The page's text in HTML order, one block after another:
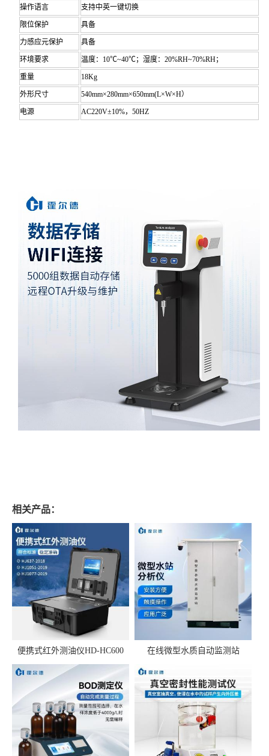
操作语言 支持中英一键切换
限位保护 具备
力感应元保护 具备
环境要求 温度：10℃~40℃；湿度：20%RH~70%RH；
重量 18Kg
外形尺寸 540mm×280mm×650mm(L×W×H）
电源 AC220V±10%，50HZ
相关产品：
便携式红外测油仪HD-HC600 在线微型水质自动监测站